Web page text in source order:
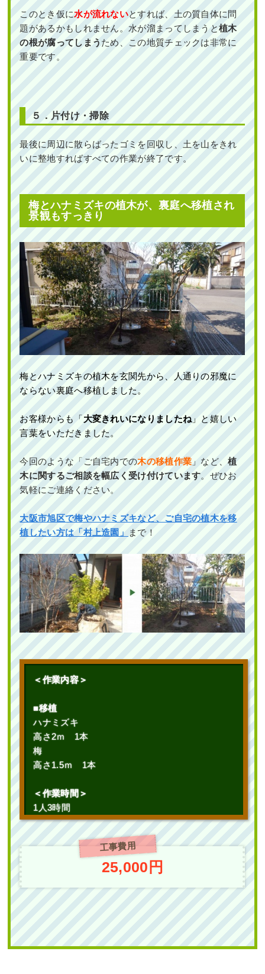
このとき仮に水が流れないとすれば、土の質自体に問
題があるかもしれません。水が溜まってしまうと植木
の根が腐ってしまう ため、この地質チェックは非常に
重要です。
５．片付け・掃除
最後に周辺に散らばったゴミを回収し、土を山をきれ
いに整地すればすべての作業が終了です。
梅とハナミズキの植木が、裏庭へ移植され
景観もすっきり
梅とハナミズキの植木を玄関先から、人通りの邪魔に
ならない裏庭へ移植しました。
お客様からも「大変きれいになりましたね 」と嬉しい
言葉をいただきました。
今回のような「ご自宅内での木の移植作業 」など、植
木に関するご相談を幅広く受け付けています。ぜひお
気軽にご連絡ください。
大阪市旭区で梅やハナミズキなど、ご自宅の植木を移
植したい方は「村上造園」
まで！
＜作業内容＞
■移植
ハナミズキ
高さ2ｍ 1本
梅
高さ1.5ｍ 1本
＜作業時間＞
1人3時間
工事費用
25,000円